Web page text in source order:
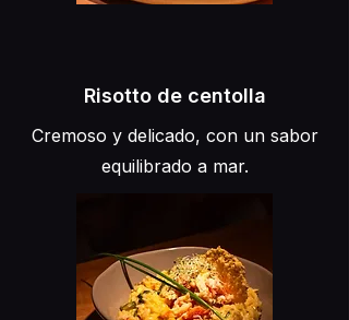
Risotto de centolla
Cremoso y delicado, con un sabor
equilibrado a mar.